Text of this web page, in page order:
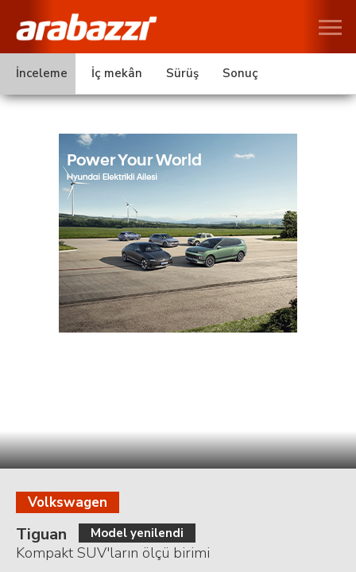
İnceleme İç mekân Sürüş Sonuç
Volkswagen
Tiguan Model yenilendi
Kompakt SUV'ların ölçü birimi